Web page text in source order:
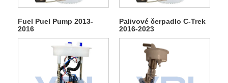
Fuel Puel Pump 2013-
2016
Palivové čerpadlo C-Trek
2016-2023